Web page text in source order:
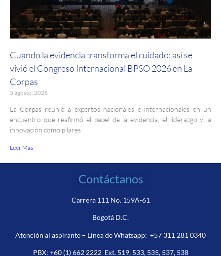
Cuando la evidencia transforma el cuidado: así se
vivió el Congreso Internacional BPSO 2026 en La
Corpas
5 agosto, 2026
La Corpas reunió a expertos nacionales e internacionales en un
encuentro que reafirmó el papel de la evidencia, el liderazgo y la
innovación como pilares
Leer Más
Contáctanos
Carrera 111 No. 159A-61
Bogotá D.C.
Atención al aspirante – Línea de Whatsapp: +57 311 281 0340
PBX: +60 (1) 662 2222Ext. 519, 533, 535, 537, 538